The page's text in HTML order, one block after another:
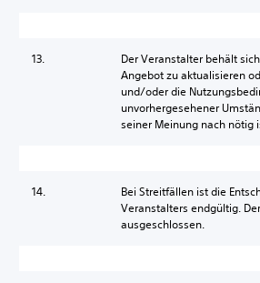
13.
Der Veranstalter behält
Angebot zu aktualisieren
und/oder die
unvorhergesehener
seiner Meinung nach nötig
14.
Bei Streitfällen ist die
Veranstalters endgültig.
ausgeschlossen.